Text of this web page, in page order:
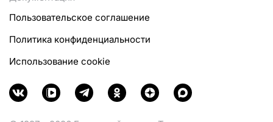
Пользовательское соглашение
Политика конфиденциальности
Использование cookie